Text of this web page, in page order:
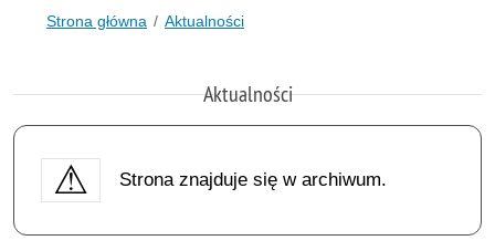
Strona główna Aktualności
Aktualności
Strona znajduje się w archiwum.